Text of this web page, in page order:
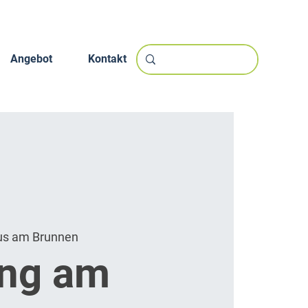
Angebot Kontakt
am Brunnen
am